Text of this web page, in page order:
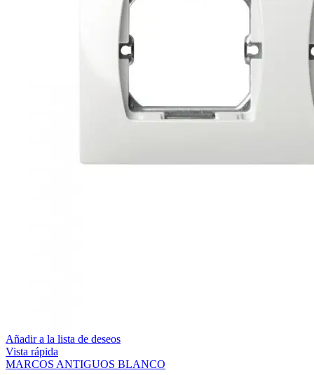
Añadir a la lista de deseos
Vista rápida
MARCOS ANTIGUOS BLANCO